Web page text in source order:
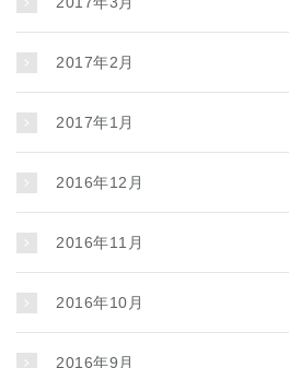
2017年2月
2017年1月
2016年12月
2016年11月
2016年10月
2016年9月